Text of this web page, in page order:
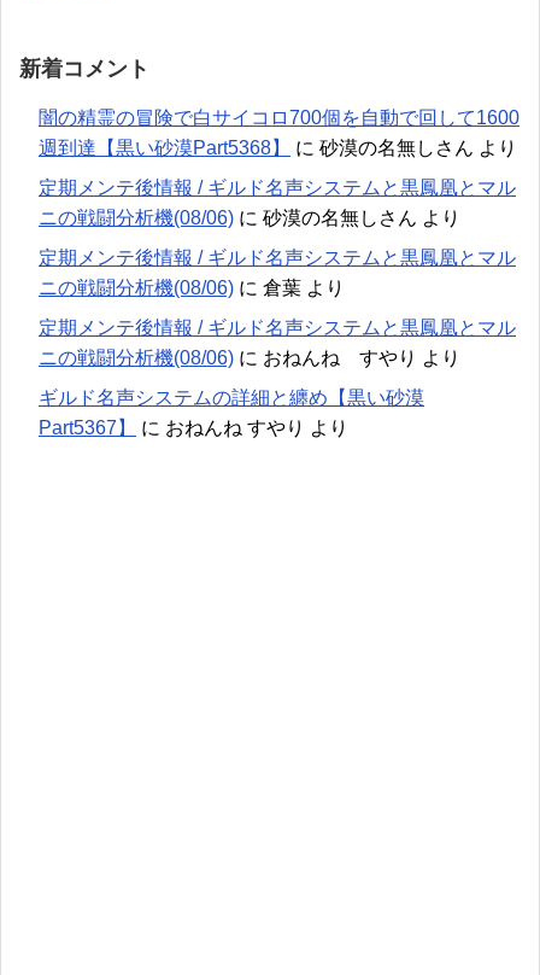
新着コメント
闇の精霊の冒険で白サイコロ700個を自動で回して1600
週到達【黒い砂漠Part5368】
に 砂漠の名無しさん より
定期メンテ後情報 / ギルド名声システムと黒鳳凰とマル
ニの戦闘分析機(08/06) に 砂漠の名無しさん より
定期メンテ後情報 / ギルド名声システムと黒鳳凰とマル
ニの戦闘分析機(08/06) に 倉葉 より
定期メンテ後情報 / ギルド名声システムと黒鳳凰とマル
ニの戦闘分析機(08/06) に おねんね すやり より
ギルド名声システムの詳細と纏め【黒い砂漠
Part5367】
に おねんね すやり より